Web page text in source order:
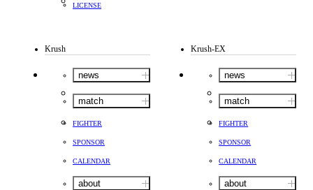
LICENSE
Krush
news
match
FIGHTER
SPONSOR
CALENDAR
about
Krush-EX
news
match
FIGHTER
SPONSOR
CALENDAR
about